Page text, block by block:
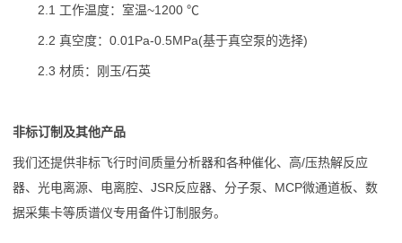
2.1 工作温度：室温~1200 ℃
2.2 真空度：0.01Pa-0.5MPa(基于真空泵的选择)
2.3 材质：刚玉/石英
非标订制及其他产品
我们还提供非标飞行时间质量分析器和各种催化、高/压热解反应
器、光电离源、电离腔、JSR反应器、分子泵、MCP微通道板、数
据采集卡等质谱仪专用备件订制服务。